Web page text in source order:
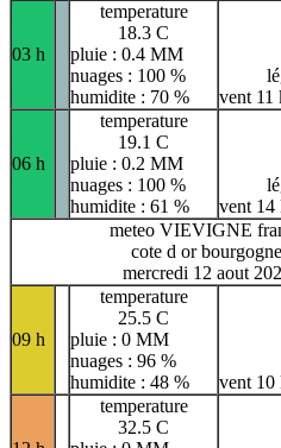
03 h
temperature
18.3 C
pluie : 0.4 MM
nuages : 100 %
humidite : 70 %
vent 11
06 h
temperature
19.1 C
pluie : 0.2 MM
nuages : 100 %
humidite : 61 %
vent 14
meteo VIEVIGNE
cote d or bourgogne
mercredi 12 aout
09 h
temperature
25.5 C
pluie : 0 MM
nuages : 96 %
humidite : 48 %
vent 10
temperature
32.5 C